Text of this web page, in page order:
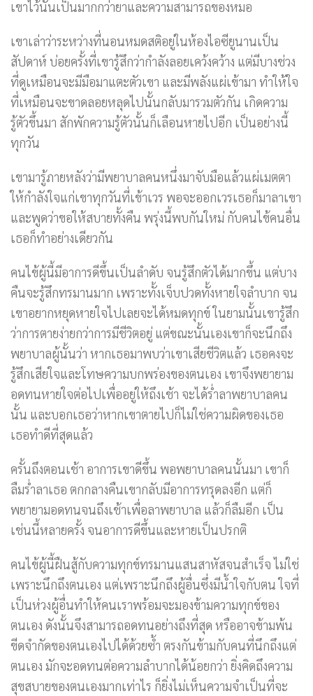
เขาไว้นั้นเป็นมากกว่ายาและความสามารถของหมอ
เขาเล่าว่าระหว่างที่นอนหมดสติอยู่ในห้องไอซียูนานเป็น
สัปดาห์ บ่อยครั้งที่เขารู้สึกว่ากำลังลอยเคว้งคว้าง แต่มีบางช่วง
ที่ดูเหมือนจะมีมือมาแตะตัวเขา และมีพลังแผ่เข้ามา ทำให้ใจ
ที่เหมือนจะขาดลอยหลุดไปนั้นกลับมารวมตัวกัน เกิดความ
รู้ตัวขึ้นมา สักพักความรู้ตัวนั้นก็เลือนหายไปอีก เป็นอย่างนี้
ทุกวัน
เขามารู้ภายหลังว่ามีพยาบาลคนหนึ่งมาจับมือแล้วแผ่เมตตา
ให้กำลังใจแก่เขาทุกวันที่เข้าเวร พอจะออกเวรเธอก็มาลาเขา
และพูดว่าขอให้สบายทั้งคืน พรุ่งนี้พบกันใหม่ กับคนไข้คนอื่น
เธอก็ทำอย่างเดียวกัน
คนไข้ผู้นี้มีอาการดีขึ้นเป็นลำดับ จนรู้สึกตัวได้มากขึ้น แต่บาง
คืนจะรู้สึกทรมานมาก เพราะทั้งเจ็บปวดทั้งหายใจลำบาก จน
เขาอยากหยุดหายใจไปเลยจะได้หมดทุกข์ ในยามนั้นเขารู้สึก
ว่าการตายง่ายกว่าการมีชีวิตอยู่ แต่ขณะนั้นเองเขาก็จะนึกถึง
พยาบาลผู้นั้นว่า หากเธอมาพบว่าเขาเสียชีวิตแล้ว เธอคงจะ
รู้สึกเสียใจและโทษความบกพร่องของตนเอง เขาจึงพยายาม
อดทนหายใจต่อไปเพื่ออยู่ให้ถึงเช้า จะได้ร่ำลาพยาบาลคน
นั้น และบอกเธอว่าหากเขาตายไปก็ไม่ใช่ความผิดของเธอ
เธอทำดีที่สุดแล้ว
ครั้นถึงตอนเช้า อาการเขาดีขึ้น พอพยาบาลคนนั้นมา เขาก็
ลืมร่ำลาเธอ ตกกลางคืนเขากลับมีอาการทรุดลงอีก แต่ก็
พยายามอดทนจนถึงเช้าเพื่อลาพยาบาล แล้วก็ลืมอีก เป็น
เช่นนี้หลายครั้ง จนอาการดีขึ้นและหายเป็นปรกติ
คนไข้ผู้นี้ฝืนสู้กับความทุกข์ทรมานแสนสาหัสจนสำเร็จ ไม่ใช่
เพราะนึกถึงตนเอง แต่เพราะนึกถึงผู้อื่นซึ่งมีน้ำใจกับตน ใจที่
เป็นห่วงผู้อื่นทำให้คนเราพร้อมจะมองข้ามความทุกข์ของ
ตนเอง ดังนั้นจึงสามารถอดทนอย่างถึงที่สุด หรืออาจข้ามพ้น
ขีดจำกัดของตนเองไปได้ด้วยซ้ำ ตรงกันข้ามกับคนที่นึกถึงแต่
ตนเอง มักจะอดทนต่อความลำบากได้น้อยกว่า ยิ่งคิดถึงความ
สุขสบายของตนเองมากเท่าไร ก็ยิ่งไม่เห็นความจำเป็นที่จะ